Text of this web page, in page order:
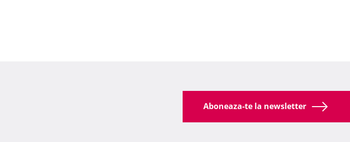
Aboneaza-te la newsletter